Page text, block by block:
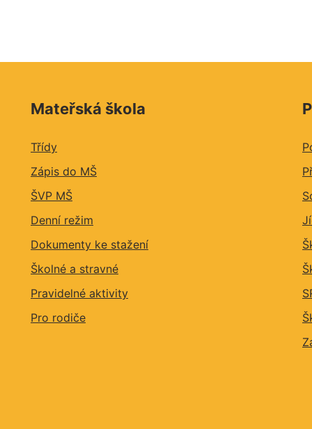
Mateřská škola
Třídy
Zápis do MŠ
ŠVP MŠ
Denní režim
Dokumenty ke stažení
Školné a stravné
Pravidelné aktivity
Pro rodiče